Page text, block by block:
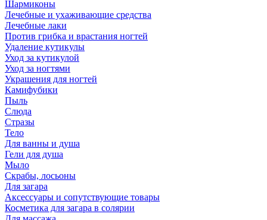
Шармиконы
Лечебные и ухаживающие средства
Лечебные лаки
Против грибка и врастания ногтей
Удаление кутикулы
Уход за кутикулой
Уход за ногтями
Украшения для ногтей
Камифубики
Пыль
Слюда
Стразы
Тело
Для ванны и душа
Гели для душа
Мыло
Скрабы, лосьоны
Для загара
Аксессуары и сопутствующие товары
Косметика для загара в солярии